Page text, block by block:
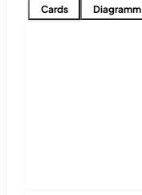
Cards Diagramm